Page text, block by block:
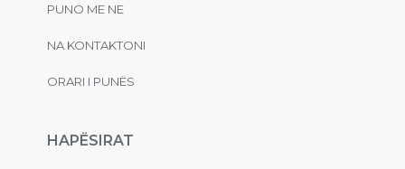
PUNO ME NE
NA KONTAKTONI
ORARI I PUNËS
HAPËSIRAT